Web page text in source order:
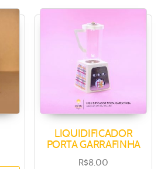
LIQUIDIFICADOR
PORTA GARRAFINHA
R$8.00